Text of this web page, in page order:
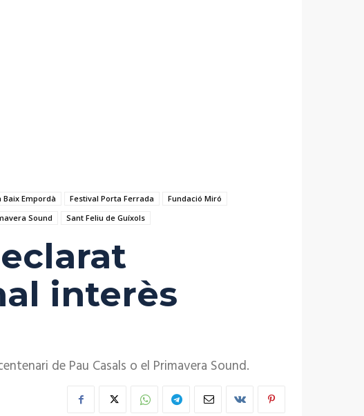
Baix Empordà Festival Porta Ferrada
Fundació Miró
Sound Sant Feliu de Guíxols
interès
de Pau Casals o el Primavera Sound.